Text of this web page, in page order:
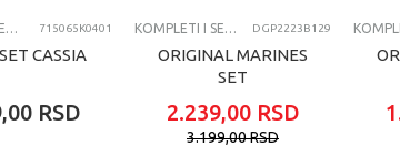
KOMPLETI I SETOVI 715065K0401
CASSIA
RSD
KOMPLETI I SETOVI DGP2223B129
ORIGINAL MARINES
SET
2.239,00 RSD
3.199,00RSD